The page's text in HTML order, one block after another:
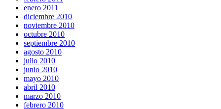
enero 2011
diciembre 2010
noviembre 2010
octubre 2010
septiembre 2010
agosto 2010
julio 2010
junio 2010
mayo 2010
abril 2010
marzo 2010
febrero 2010